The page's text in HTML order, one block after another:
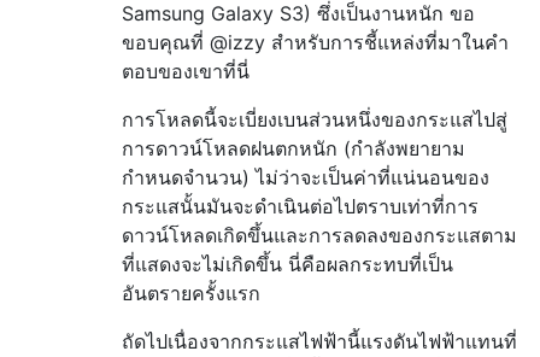
Samsung Galaxy S3) ซึ่งเป็นงานหนัก ขอ
ขอบคุณที่ @izzy สำหรับการชี้แหล่งที่มาในคำ
ตอบของเขาที่นี่
การโหลดนี้จะเบี่ยงเบนส่วนหนึ่งของกระแสไปสู่
การดาวน์โหลดฝนตกหนัก (กำลังพยายาม
กำหนดจำนวน) ไม่ว่าจะเป็นค่าที่แน่นอนของ
กระแสนั้นมันจะดำเนินต่อไปตราบเท่าที่การ
ดาวน์โหลดเกิดขึ้นและการลดลงของกระแสตาม
ที่แสดงจะไม่เกิดขึ้น นี่คือผลกระทบที่เป็น
อันตรายครั้งแรก
ถัดไปเนื่องจากกระแสไฟฟ้านี้แรงดันไฟฟ้าแทนที่